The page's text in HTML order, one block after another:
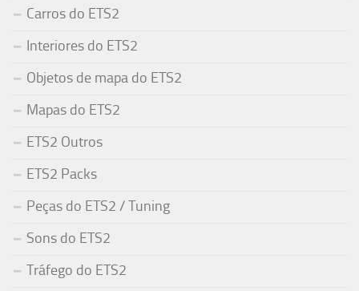
Carros do ETS2
Interiores do ETS2
Objetos de mapa do ETS2
Mapas do ETS2
ETS2 Outros
ETS2 Packs
Peças do ETS2 / Tuning
Sons do ETS2
Tráfego do ETS2